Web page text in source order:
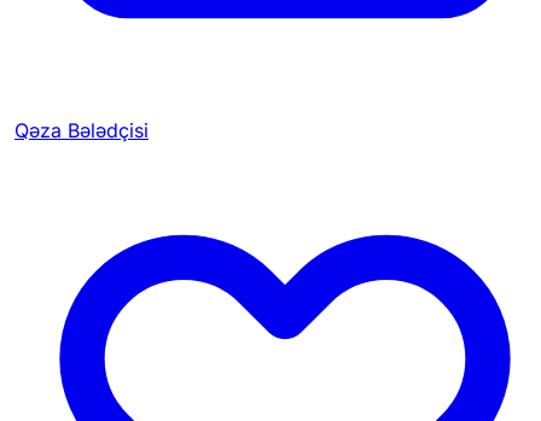
Qəza Bələdçisi